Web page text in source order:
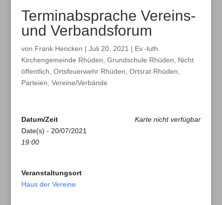
Terminabsprache Vereins-
und Verbandsforum
von Frank Hencken | Juli 20, 2021 | Ev.-luth.
Kirchengemeinde Rhüden Grundschule Rhüden
Nicht
öffentlich Ortsfeuerwehr Rhüden Ortsrat Rhüden
Parteien Vereine/Verbände
Karte nicht verfügbar
Datum/Zeit
Date(s) - 20/07/2021
19:00
Veranstaltungsort
Haus der Vereine